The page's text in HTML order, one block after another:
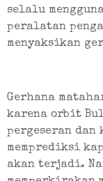
selalu
peralatan
menyaksikan
Gerhana
karena orbit
pergeseran
memprediksi
akan terjadi.